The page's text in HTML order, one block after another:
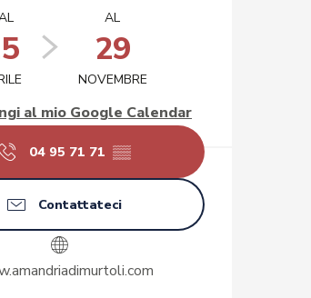
AL
29
NOVEMBRE
al mio Google Calendar
04 95 71 71 ▒▒
Contattateci